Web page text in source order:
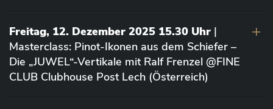
Freitag, 12. Dezember 2025 15.30 Uhr |
Masterclass: Pinot-Ikonen aus dem Schiefer –
Die „JUWEL“-Vertikale mit Ralf Frenzel @FINE
CLUB Clubhouse Post Lech (Österreich)